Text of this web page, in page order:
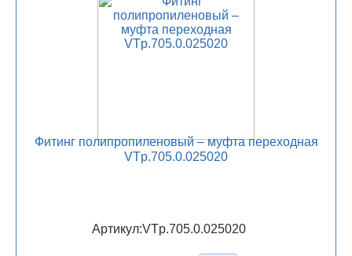
Фитинг полипропиленовый – муфта переходная
VTp.705.0.025020
Артикул:VTp.705.0.025020